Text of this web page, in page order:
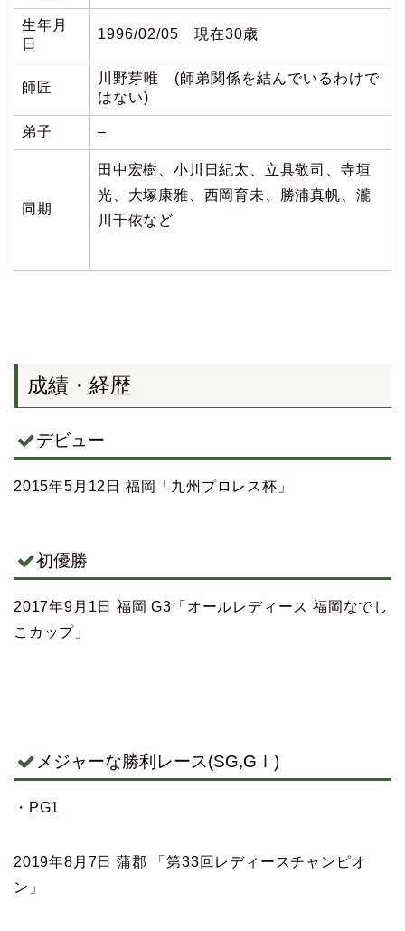
生年月
日
1996/02/05 現在30歳
師匠
川野芽唯 (師弟関係を結んでいるわけで
はない)
弟子 –
同期
田中宏樹、小川日紀太、立具敬司、寺垣
光、大塚康雅、西岡育未、勝浦真帆、瀧
川千依など
成績・経歴
デビュー
2015年5 月 12 日 福岡 「 九州プロレス杯」
初優勝
2017年9月 1日福岡G3 「オールレディース 福岡なでし
こカップ」
メジャーな勝利レース(SG,GⅠ)
・PG1
2019年8月7日 蒲郡 「第33回レディースチャンピオ
ン」